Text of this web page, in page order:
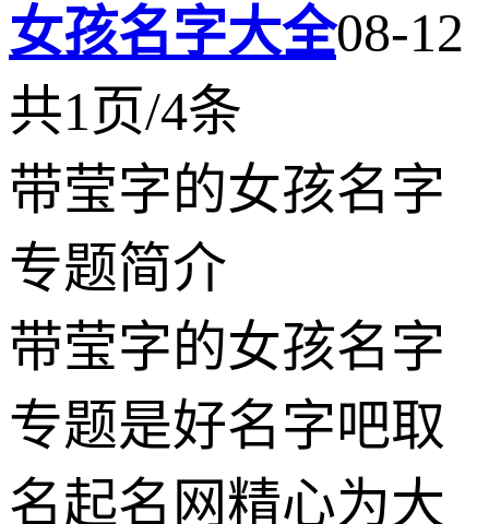
女孩名字大全08-12
共1页/4条
带莹字的女孩名字
专题简介
带莹字的女孩名字
专题是好名字吧取
名起名网精心为大